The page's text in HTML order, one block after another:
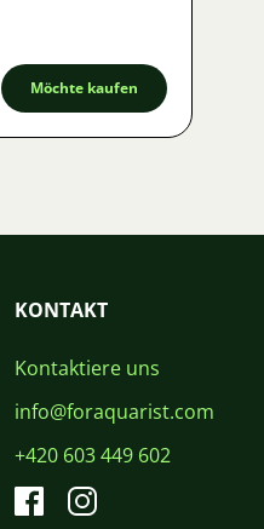
Möchte kaufen
KONTAKT
Kontaktiere uns
info@foraquarist.com
+420 603 449 602